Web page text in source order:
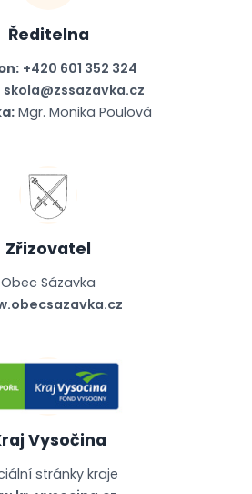
Ředitelna
+420 601 352 324
skola@zssazavka.cz
Mgr. Monika Poulová
Zřizovatel
Obec Sázavka
Vysočina
stránky kraje